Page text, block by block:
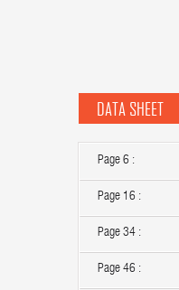
DATA SHEET
Page 6 :
Page 16 :
Page 34 :
Page 46 :